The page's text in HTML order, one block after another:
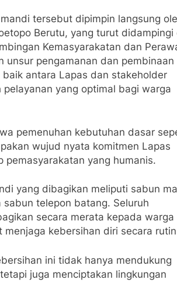
tersebut dipimpin langsung
Berutu, yang turut didampingi
Kemasyarakatan dan
unsur pengamanan dan pembinaan
antara Lapas dan stakeholder
yang optimal bagi warga
pemenuhan kebutuhan dasar
wujud nyata komitmen Lapas
pemasyarakatan yang humanis.
yang dibagikan meliputi sabun
telepon batang. Seluruh
secara merata kepada warga
menjaga kebersihan diri secara
ini tidak hanya mendukung
juga menciptakan lingkungan